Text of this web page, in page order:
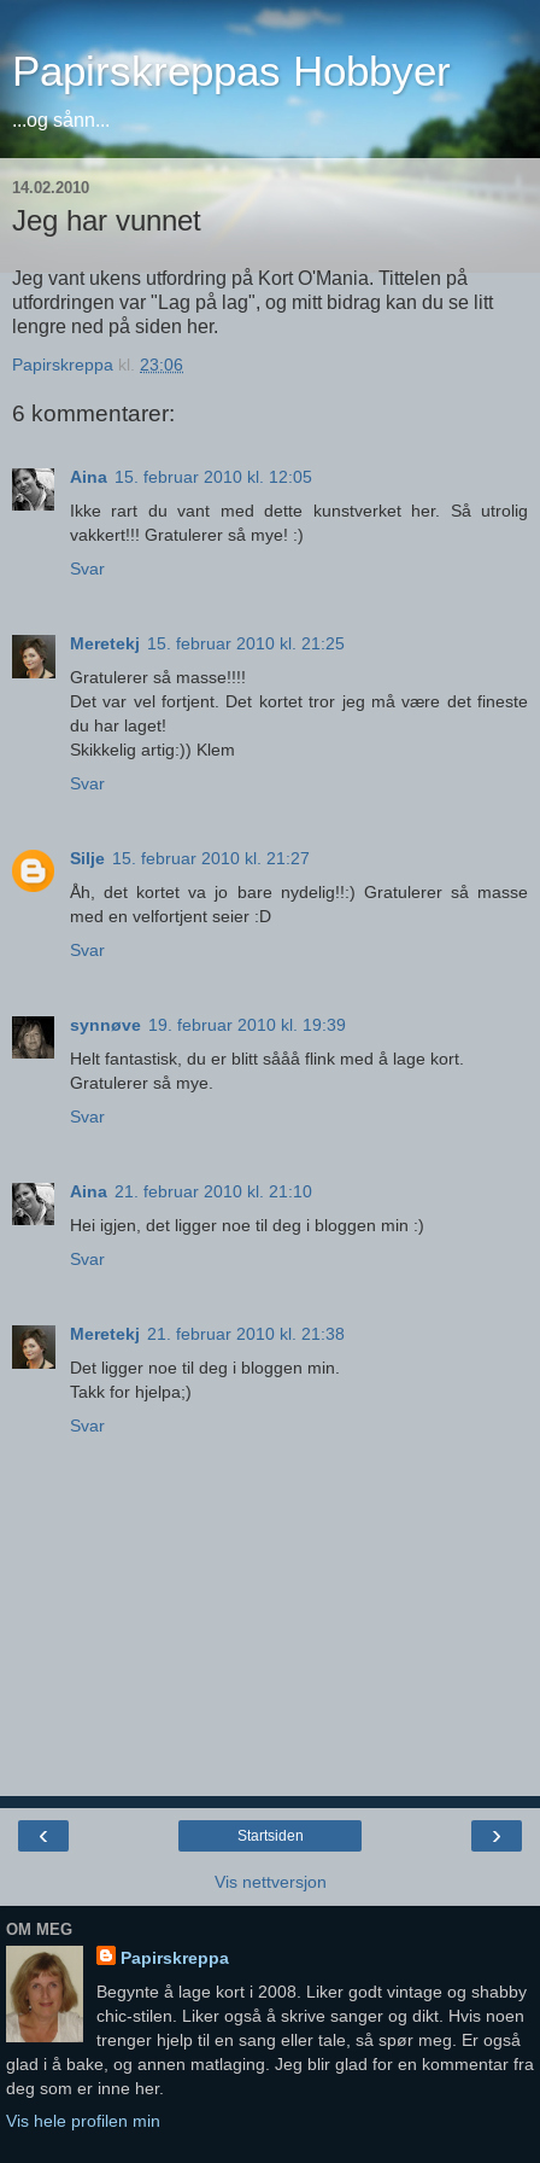
Papirskreppas Hobbyer
...og sånn...
14.02.2010
Jeg har vunnet
Jeg vant ukens utfordring på Kort O'Mania. Tittelen på
utfordringen var "Lag på lag", og mitt bidrag kan du se litt
lengre ned på siden her.
Papirskreppa kl. 23:06
6 kommentarer:
Aina 15. februar 2010 kl. 12:05
Ikke rart du vant med dette kunstverket her. Så utrolig
vakkert!!! Gratulerer så mye! :)
Svar
Meretekj 15. februar 2010 kl. 21:25
Gratulerer så masse!!!!
Det var vel fortjent. Det kortet tror jeg må være det fineste
du har laget!
Skikkelig artig:)) Klem
Svar
Silje 15. februar 2010 kl. 21:27
Åh, det kortet va jo bare nydelig!!:) Gratulerer så masse
med en velfortjent seier :D
Svar
synnøve 19. februar 2010 kl. 19:39
Helt fantastisk, du er blitt sååå flink med å lage kort.
Gratulerer så mye.
Svar
Aina 21. februar 2010 kl. 21:10
Hei igjen, det ligger noe til deg i bloggen min :)
Svar
Meretekj 21. februar 2010 kl. 21:38
Det ligger noe til deg i bloggen min.
Takk for hjelpa;)
Svar
‹ ›
Startsiden
Vis nettversjon
OM MEG
Papirskreppa
Begynte å lage kort i 2008. Liker godt vintage og shabby
chic-stilen. Liker også å skrive sanger og dikt. Hvis noen
trenger hjelp til en sang eller tale, så spør meg. Er også
glad i å bake, og annen matlaging. Jeg blir glad for en kommentar fra
deg som er inne her.
Vis hele profilen min